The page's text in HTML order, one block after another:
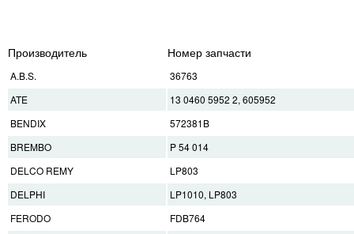
Производитель Номер запчасти
A.B.S.
36763
ATE
13 0460 5952 2, 605952
BENDIX
572381B
BREMBO
P 54 014
DELCO REMY
LP803
DELPHI
LP1010, LP803
FERODO
FDB764